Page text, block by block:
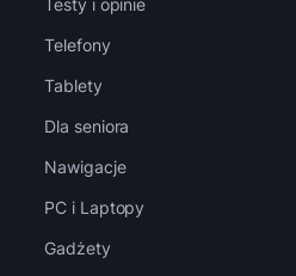
Testy i opinie
Telefony
Tablety
Dla seniora
Nawigacje
PC i Laptopy
Gadżety